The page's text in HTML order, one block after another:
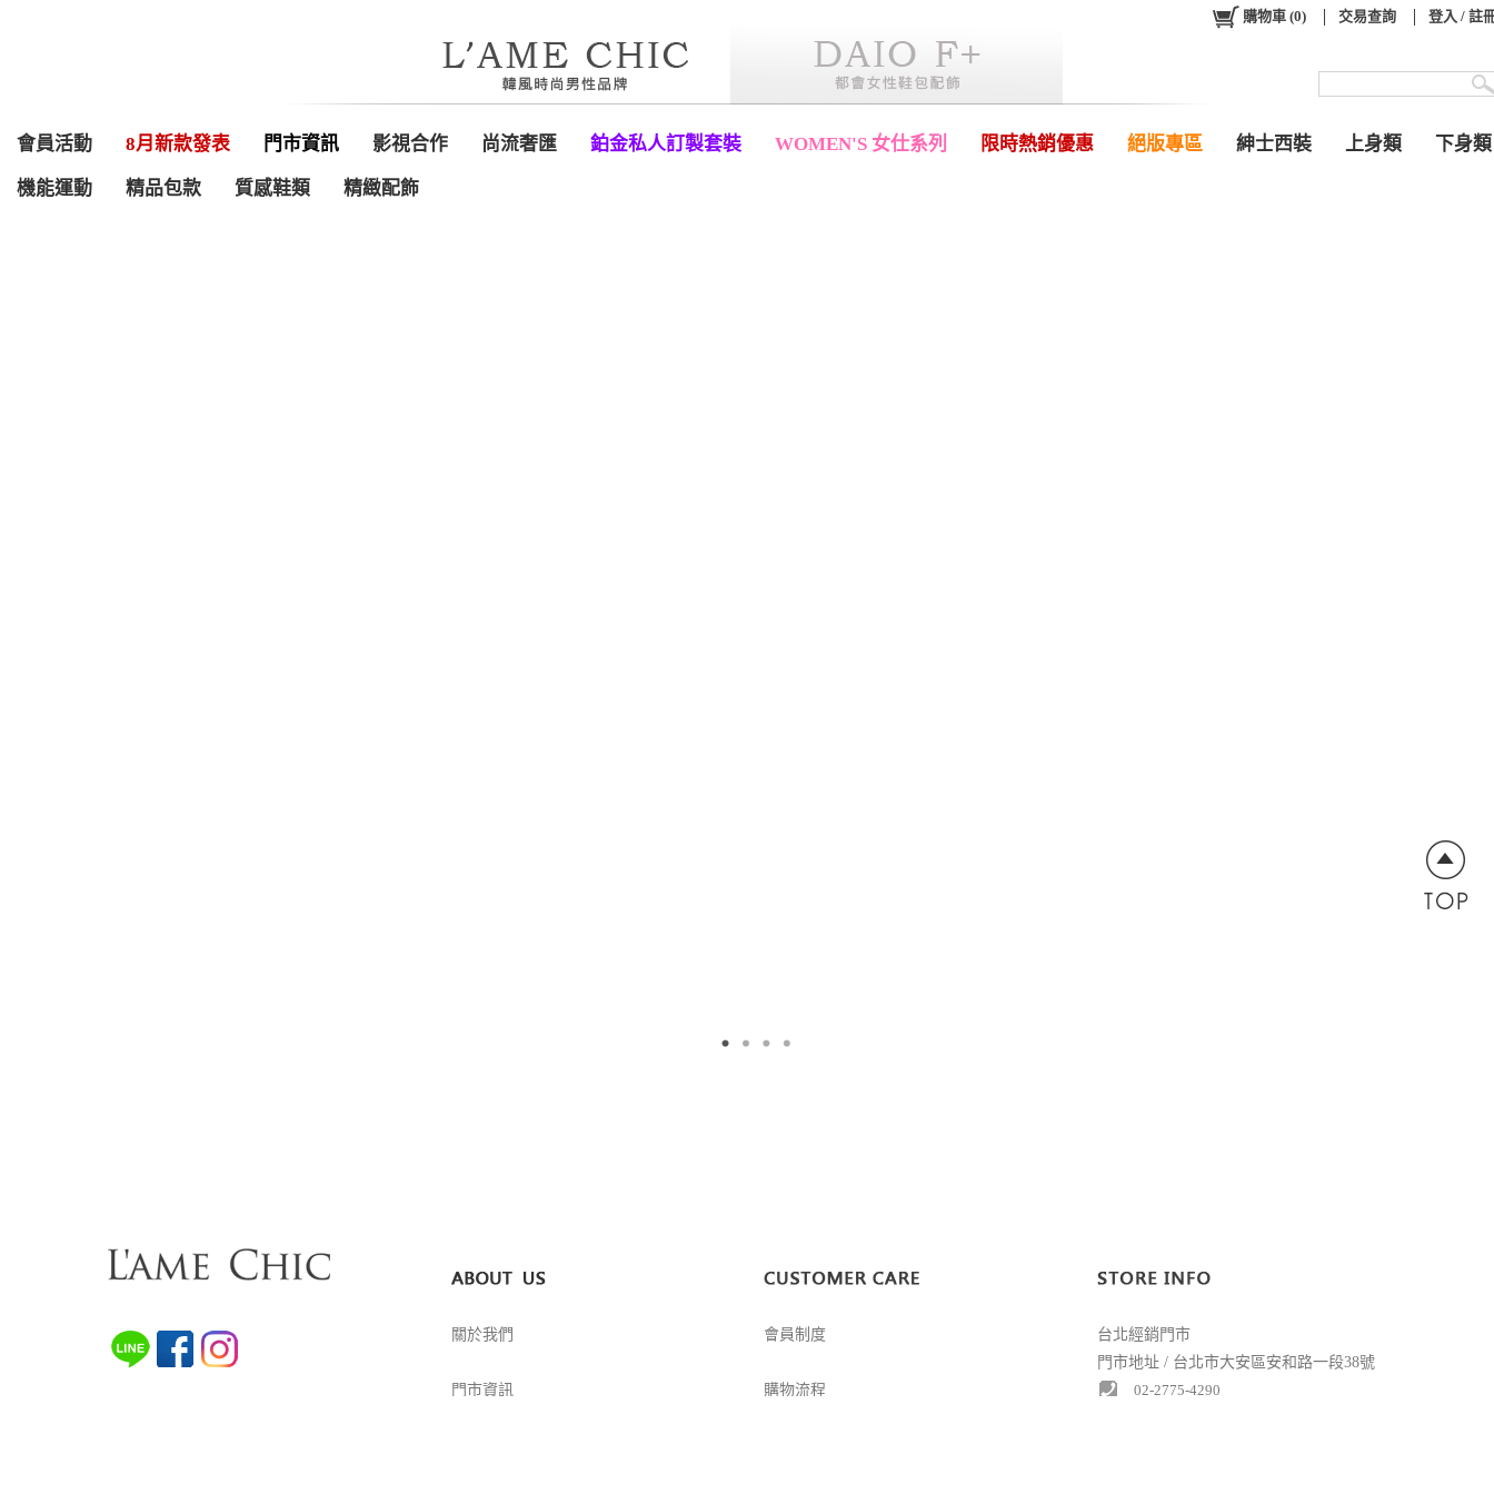
會員活動 8月新款發表 門市資訊 影視合作 尚流奢匯 鉑金私人訂製套裝 WOMEN'S 女仕系列 限時熱銷優惠 絕版專區 紳士西裝 上身類 下身類
機能運動 精品包款 質感鞋類 精緻配飾
購物車 (0) 交易查詢 登入 / 註
關於我們 會員制度
台北經銷門市
門市地址 / 台北市大安區安和路一段38號
門市資訊
購物流程
02-2775-4290